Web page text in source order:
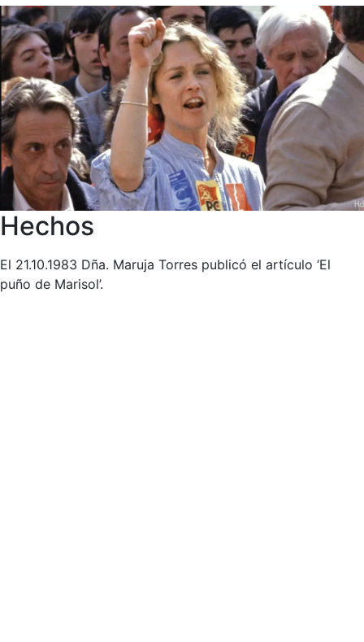
Hechos
El 21.10.1983 Dña. Maruja Torres publicó el artículo ‘El
puño de Marisol’.